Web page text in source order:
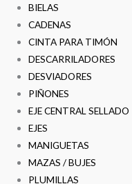
BIELAS
CADENAS
CINTA PARA TIMÓN
DESCARRILADORES
DESVIADORES
PIÑONES
EJE CENTRAL SELLADO
EJES
MANIGUETAS
MAZAS / BUJES
PLUMILLAS